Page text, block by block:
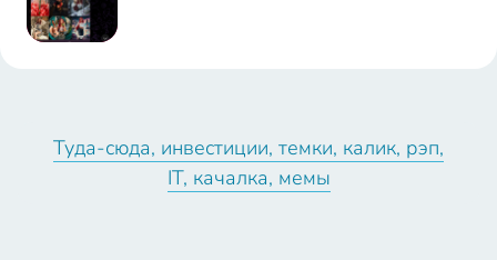
Туда-сюда, инвестиции, темки, калик, рэп,
IT, качалка, мемы